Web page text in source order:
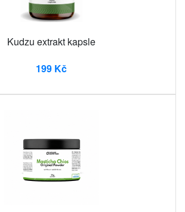
Kudzu extrakt kapsle
199 Kč